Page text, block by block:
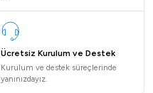
Ücretsiz Kurulum ve Destek
Kurulum ve destek süreçlerinde
yanınızdayız.